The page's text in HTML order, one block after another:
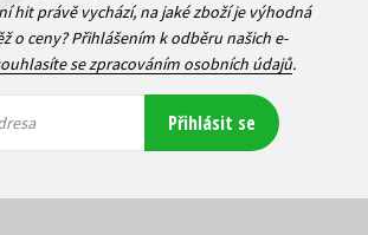
hit právě vychází, na jaké zboží je výhodná
o ceny? Přihlášením k odběru našich e-
se zpracováním osobních údajů.
Přihlásit se